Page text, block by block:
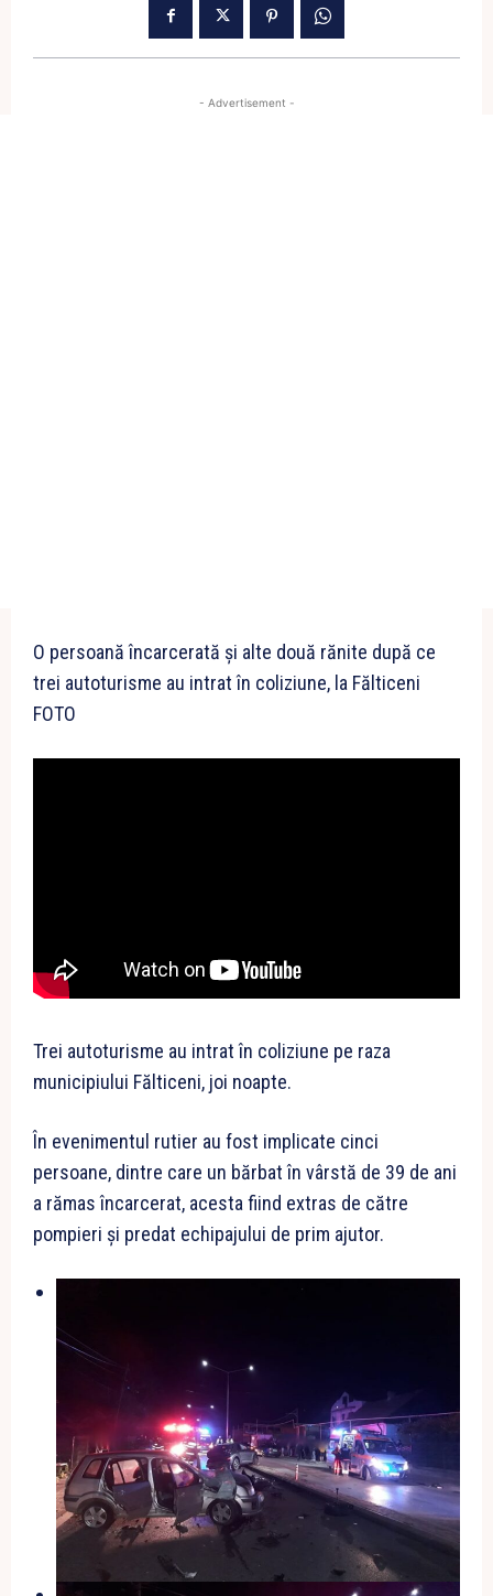
- Advertisement -
O persoană încarcerată și alte două rănite după ce
trei autoturisme au intrat în coliziune, la Fălticeni
FOTO
Trei autoturisme au intrat în coliziune pe raza
municipiului Fălticeni, joi noapte.
În evenimentul rutier au fost implicate cinci
persoane, dintre care un bărbat în vârstă de 39 de ani
a rămas încarcerat, acesta fiind extras de către
pompieri și predat echipajului de prim ajutor.